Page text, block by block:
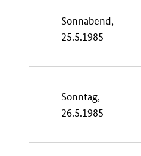
Sonnabend,
25.5.1985
Sonntag,
26.5.1985